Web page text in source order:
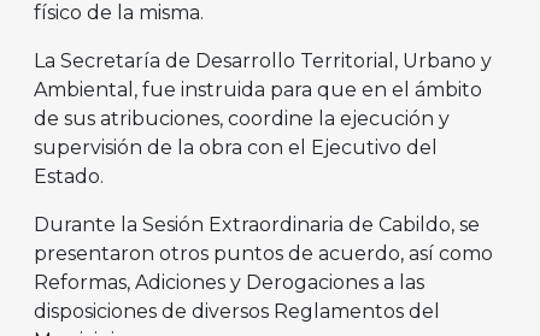
físico de la misma.
La Secretaría de Desarrollo Territorial, Urbano y
Ambiental, fue instruida para que en el ámbito
de sus atribuciones, coordine la ejecución y
supervisión de la obra con el Ejecutivo del
Estado.
Durante la Sesión Extraordinaria de Cabildo, se
presentaron otros puntos de acuerdo, así como
Reformas, Adiciones y Derogaciones a las
disposiciones de diversos Reglamentos del